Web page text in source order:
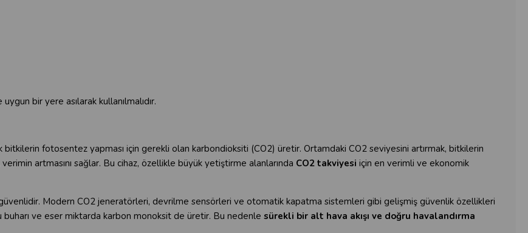
bir yere asılarak kullanılmalıdır.
fotosentez yapması için gerekli olan karbondioksiti (CO2) üretir. Ortamdaki CO2 seviyesini artırmak, bitkilerin
verimin artmasını sağlar. Bu cihaz, özellikle büyük yetiştirme alanlarında CO2 takviyesi için en verimli ve ekonomik
Modern CO2 jeneratörleri, devrilme sensörleri ve otomatik kapatma sistemleri gibi gelişmiş güvenlik özellikleri
buharı ve eser miktarda karbon monoksit de üretir. Bu nedenle sürekli bir alt hava akışı ve doğru havalandırma